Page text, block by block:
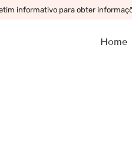
informativo para obter
Home